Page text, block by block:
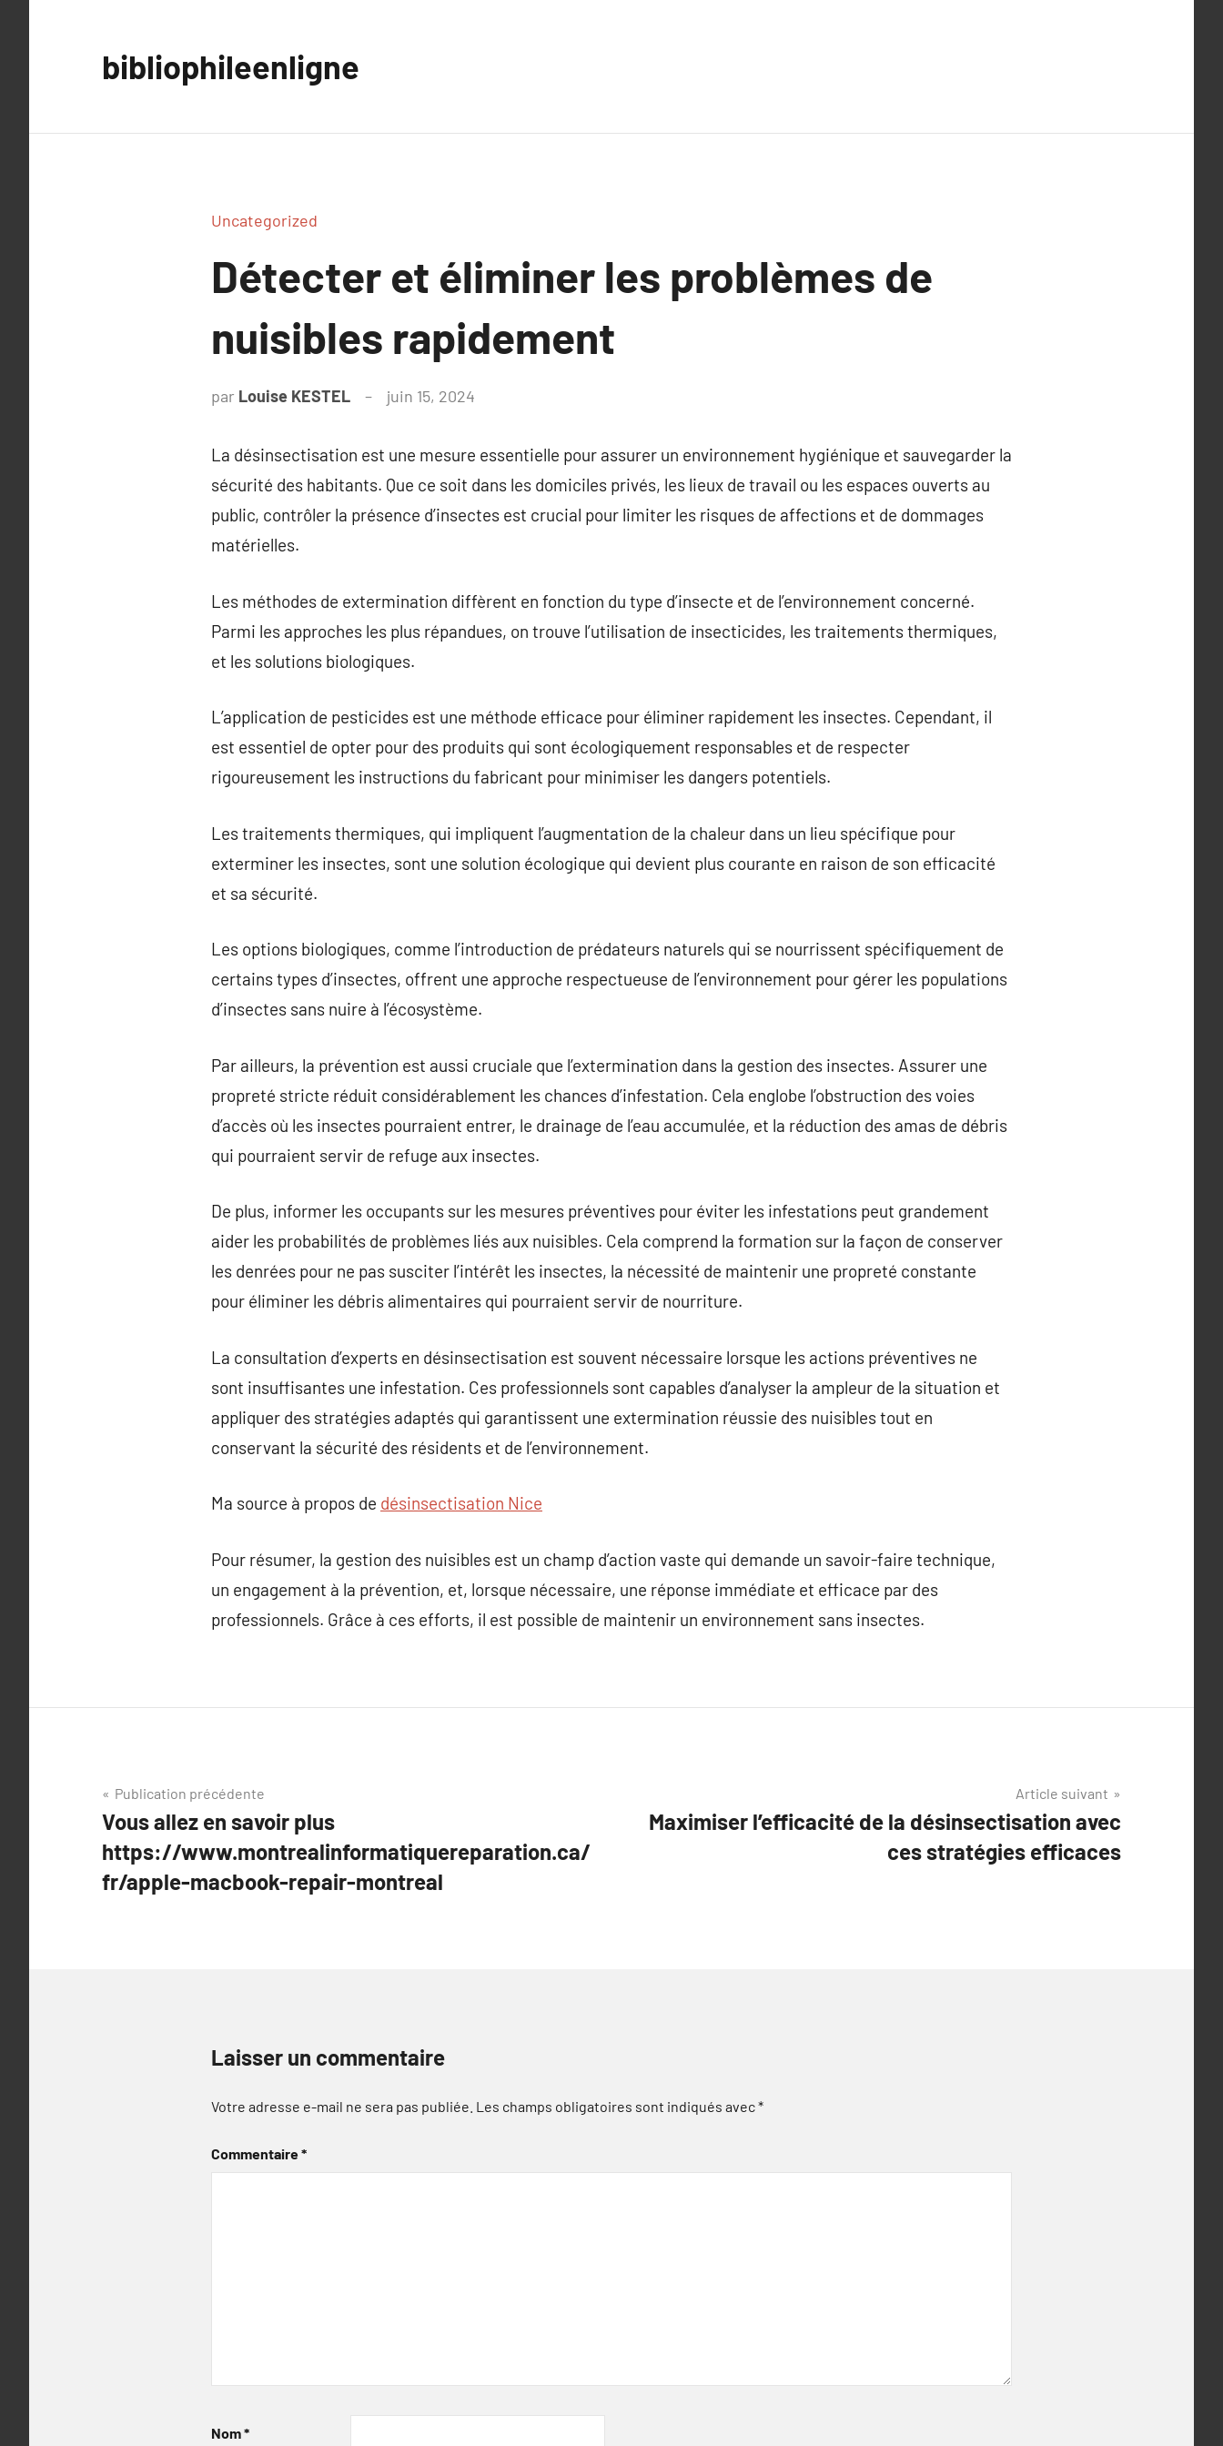
bibliophileenligne
Uncategorized
Détecter et éliminer les problèmes de
nuisibles rapidement
par Louise KESTEL juin 15, 2024
La désinsectisation est une mesure essentielle pour assurer un environnement hygiénique et sauvegarder la
sécurité des habitants. Que ce soit dans les domiciles privés, les lieux de travail ou les espaces ouverts au
public, contrôler la présence d’insectes est crucial pour limiter les risques de affections et de dommages
matérielles.
Les méthodes de extermination diffèrent en fonction du type d’insecte et de l’environnement concerné.
Parmi les approches les plus répandues, on trouve l’utilisation de insecticides, les traitements thermiques,
et les solutions biologiques.
L’application de pesticides est une méthode efficace pour éliminer rapidement les insectes. Cependant, il
est essentiel de opter pour des produits qui sont écologiquement responsables et de respecter
rigoureusement les instructions du fabricant pour minimiser les dangers potentiels.
Les traitements thermiques, qui impliquent l’augmentation de la chaleur dans un lieu spécifique pour
exterminer les insectes, sont une solution écologique qui devient plus courante en raison de son efficacité
et sa sécurité.
Les options biologiques, comme l’introduction de prédateurs naturels qui se nourrissent spécifiquement de
certains types d’insectes, offrent une approche respectueuse de l’environnement pour gérer les populations
d’insectes sans nuire à l’écosystème.
Par ailleurs, la prévention est aussi cruciale que l’extermination dans la gestion des insectes. Assurer une
propreté stricte réduit considérablement les chances d’infestation. Cela englobe l’obstruction des voies
d’accès où les insectes pourraient entrer, le drainage de l’eau accumulée, et la réduction des amas de débris
qui pourraient servir de refuge aux insectes.
De plus, informer les occupants sur les mesures préventives pour éviter les infestations peut grandement
aider les probabilités de problèmes liés aux nuisibles. Cela comprend la formation sur la façon de conserver
les denrées pour ne pas susciter l’intérêt les insectes, la nécessité de maintenir une propreté constante
pour éliminer les débris alimentaires qui pourraient servir de nourriture.
La consultation d’experts en désinsectisation est souvent nécessaire lorsque les actions préventives ne
sont insuffisantes une infestation. Ces professionnels sont capables d’analyser la ampleur de la situation et
appliquer des stratégies adaptés qui garantissent une extermination réussie des nuisibles tout en
conservant la sécurité des résidents et de l’environnement.
Ma source à propos de désinsectisation Nice
Pour résumer, la gestion des nuisibles est un champ d’action vaste qui demande un savoir-faire technique,
un engagement à la prévention, et, lorsque nécessaire, une réponse immédiate et efficace par des
professionnels. Grâce à ces efforts, il est possible de maintenir un environnement sans insectes.
Navigation
de
l’article
Publication précédente
Vous allez en savoir plus
https://www.montrealinformatiquereparation.ca/
fr/apple-macbook-repair-montreal
Article suivant
Maximiser l’efficacité de la désinsectisation avec
ces stratégies efficaces
Laisser un commentaire
Votre adresse e-mail ne sera pas publiée. Les champs obligatoires sont indiqués avec*
Commentaire*
Nom*